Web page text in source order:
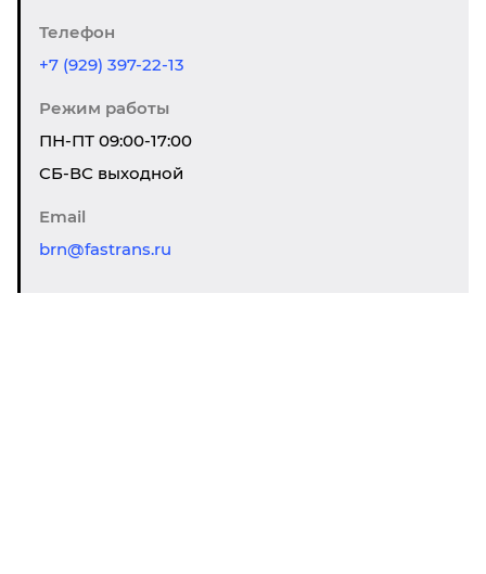
Телефон
+7 (929) 397-22-13
Режим работы
ПН-ПТ 09:00-17:00
CБ-ВС выходной
Email
brn@fastrans.ru